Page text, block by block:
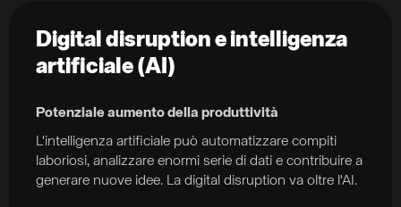
Digital disruption e intelligenza
artificiale (AI)
Potenziale aumento della produttività
L'intelligenza artificiale può automatizzare compiti
laboriosi, analizzare enormi serie di dati e contribuire a
generare nuove idee. La digital disruption va oltre l'AI.